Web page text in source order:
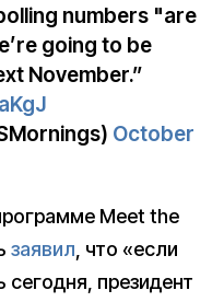
numbers "are
going to be
November.”
October
Meet the
заявил, что «если
президент